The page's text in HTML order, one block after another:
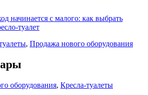
начинается с малого: как выбрать
туалет
, Продажа нового оборудования
оборудования, Кресла-туалеты